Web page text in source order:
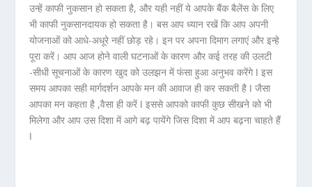
उन्हें काफी नुकसान हो सकता है, और यही नहीं ये आपके बैंक बैलेंस के लिए
भी काफी नुकसानदायक हो सकता है। बस आप ध्यान रखें कि आप अपनी
योजनाओं को आधे-अधूरे नहीं छोड़ रहे। इन पर अपना दिमाग लगाएं और इन्हे
पूरा करें। आप आज होने वाली घटनाओं के कारण और कई तरह की उलटी
-सीधी सूचनाओं के कारण खुद को उलझन में फंसा हुआ अनुभव करेंगे ǀ इस
समय आपका सही मार्गदर्शन आपके मन की आवाज ही कर सकती है ǀ जैसा
आपका मन कहता है ,वैसा ही करें ǀ इससे आपको काफी कुछ सीखने को भी
मिलेगा और आप उस दिशा में आगे बढ़ पायेंगे जिस दिशा में आप बढ़ना चाहते हैं
ǀ